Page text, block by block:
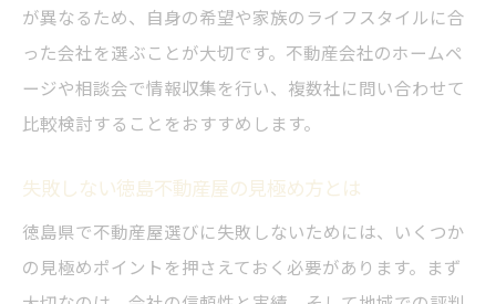
ス
口コミで支持される中村ハウジングの強み
失敗しない住み替えのステップを徹底解説
徳島の不動産売買に強い中村ハウジングの
が異なるため、自身の希望や家族のライフスタイルに合
った会社を選ぶことが大切です。不動産会社のホームペ
ージや相談会で情報収集を行い、複数社に問い合わせて
比較検討することをおすすめします。
失敗しない徳島不動産屋の見極め方とは
徳島県で不動産屋選びに失敗しないためには、いくつか
の見極めポイントを押さえておく必要があります。まず